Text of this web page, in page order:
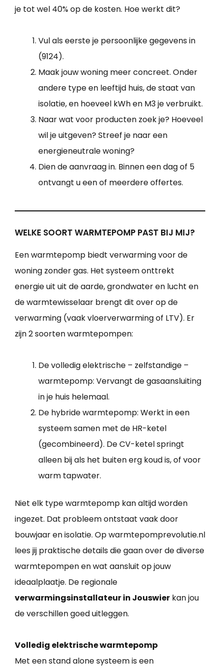
je tot wel 40% op de kosten. Hoe werkt dit?
Vul als eerste je persoonlijke gegevens in
(9124).
Maak jouw woning meer concreet. Onder
andere type en leeftijd huis, de staat van
isolatie, en hoeveel kWh en M3 je verbruikt.
Naar wat voor producten zoek je? Hoeveel
wil je uitgeven? Streef je naar een
energieneutrale woning?
Dien de aanvraag in. Binnen een dag of 5
ontvangt u een of meerdere offertes.
WELKE SOORT WARMTEPOMP PAST BIJ MIJ?
Een warmtepomp biedt verwarming voor de
woning zonder gas. Het systeem onttrekt
energie uit uit de aarde, grondwater en lucht en
de warmtewisselaar brengt dit over op de
verwarming (vaak vloerverwarming of LTV). Er
zijn 2 soorten warmtepompen:
De volledig elektrische – zelfstandige –
warmtepomp: Vervangt de gasaansluiting
in je huis helemaal.
De hybride warmtepomp: Werkt in een
systeem samen met de HR-ketel
(gecombineerd). De CV-ketel springt
alleen bij als het buiten erg koud is, of voor
warm tapwater.
Niet elk type warmtepomp kan altijd worden
ingezet. Dat probleem ontstaat vaak door
bouwjaar en isolatie. Op warmtepomprevolutie.nl
lees jij praktische details die gaan over de diverse
warmtepompen en wat aansluit op jouw
ideaalplaatje. De regionale
verwarmingsinstallateur in Jouswier kan jou
de verschillen goed uitleggen.
Volledig elektrische warmtepomp
Met een stand alone systeem is een